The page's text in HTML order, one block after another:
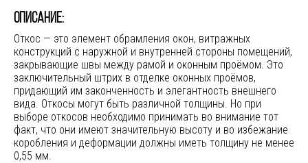
ОПИСАНИЕ:
Откос — это элемент обрамления окон, витражных
конструкций с наружной и внутренней стороны помещений,
закрывающие швы между рамой и оконным проёмом. Это
заключительный штрих в отделке оконных проёмов,
придающий им законченность и элегантность внешнего
вида. Откосы могут быть различной толщины. Но при
выборе откосов необходимо принимать во внимание тот
факт, что они имеют значительную высоту и во избежание
коробления и деформации должны иметь толщину не менее
0,55 мм.